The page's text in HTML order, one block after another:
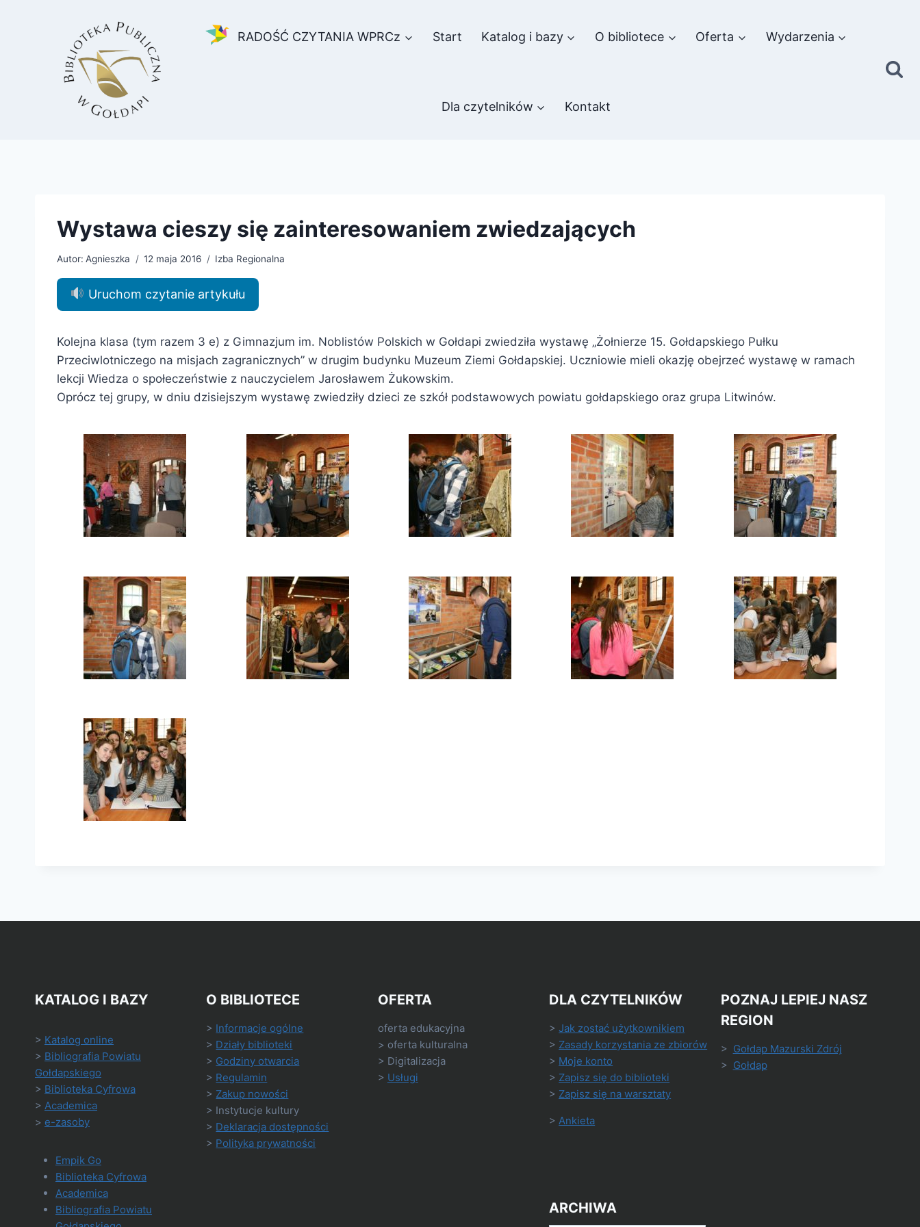
RADOŚĆ CZYTANIA WPRCz Start Katalog i bazy O bibliotece Oferta Wydarzenia
Dla czytelników Kontakt
Wystawa cieszy się zainteresowaniem zwiedzających
Autor: Agnieszka 12 maja 2016 Izba Regionalna
Uruchom czytanie artykułu
Kolejna klasa (tym razem 3 e) z Gimnazjum im. Noblistów Polskich w Gołdapi zwiedziła wystawę „Żołnierze 15. Gołdapskiego Pułku
Przeciwlotniczego na misjach zagranicznych” w drugim budynku Muzeum Ziemi Gołdapskiej. Uczniowie mieli okazję obejrzeć wystawę w ramach
lekcji Wiedza o społeczeństwie z nauczycielem Jarosławem Żukowskim.
Oprócz tej grupy, w dniu dzisiejszym wystawę zwiedziły dzieci ze szkół podstawowych powiatu gołdapskiego oraz grupa Litwinów.
KATALOG I BAZY
> Katalog online
> Bibliografia Powiatu
Gołdapskiego
> Biblioteka Cyfrowa
> Academica
> e-zasoby
Empik Go
Biblioteka Cyfrowa
Academica
Bibliografia Powiatu
O BIBLIOTECE
> Informacje ogólne
> Działy biblioteki
> Godziny otwarcia
> Regulamin
> Zakup nowości
> Instytucje kultury
> Deklaracja dostępności
> Polityka prywatności
OFERTA
oferta edukacyjna
> oferta kulturalna
> Digitalizacja
> Usługi
DLA CZYTELNIKÓW
>Jak zostać użytkownikiem
> Zasady korzystania ze zbiorów
> Moje konto
> Zapisz się do biblioteki
> Zapisz się na warsztaty
>Ankieta
ARCHIWA
POZNAJ LEPIEJ NASZ
REGION
> Gołdap Mazurski Zdrój
> Gołdap